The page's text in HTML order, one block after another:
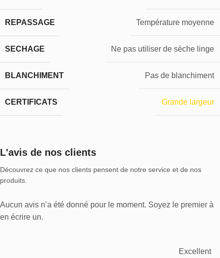
REPASSAGE Température moyenne
SECHAGE Ne pas utiliser de sèche linge
BLANCHIMENT Pas de blanchiment
CERTIFICATS Grande largeur
L'avis de nos clients
Découvrez ce que nos clients pensent de notre service et de nos
produits.
Aucun avis n’a été donné pour le moment. Soyez le premier à
en écrire un.
Excellent